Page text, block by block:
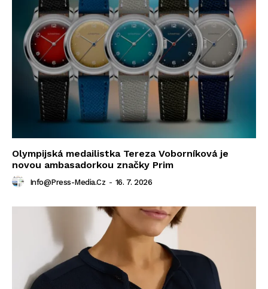
Olympijská medailistka Tereza Voborníková je
novou ambasadorkou značky Prim
Info@press-Media.cz - 16. 7. 2026